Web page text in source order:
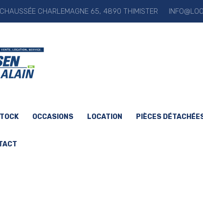
CHAUSSÉE CHARLEMAGNE 65, 4890 THIMISTER
OCCASIONS LOCATION PIÈCES